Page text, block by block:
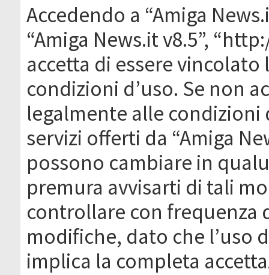
Accedendo a “Amiga
“Amiga News.it v8.5”,
accetta di essere
condizioni d’uso. Se non
legalmente alle condizioni
servizi offerti da “Amiga
possono cambiare in
premura avvisarti di tali
controllare con frequenza
modifiche, dato che l’uso
implica la completa